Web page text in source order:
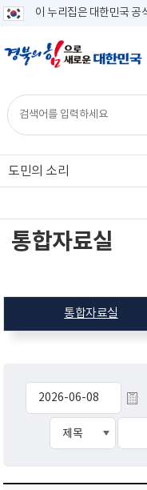
이 누리집은 대한민국 공
도민의 소리
통합자료실
통합자료실